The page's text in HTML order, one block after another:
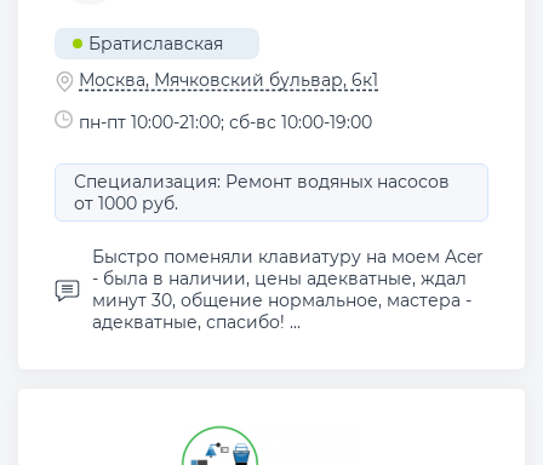
Братиславская
Москва, Мячковский бульвар, 6к1
пн-пт 10:00-21:00; сб-вс 10:00-19:00
Специализация: Ремонт водяных насосов
от 1000 руб.
Быстро поменяли клавиатуру на моем Acer
- была в наличии, цены адекватные, ждал
минут 30, общение нормальное, мастера -
адекватные, спасибо! ...